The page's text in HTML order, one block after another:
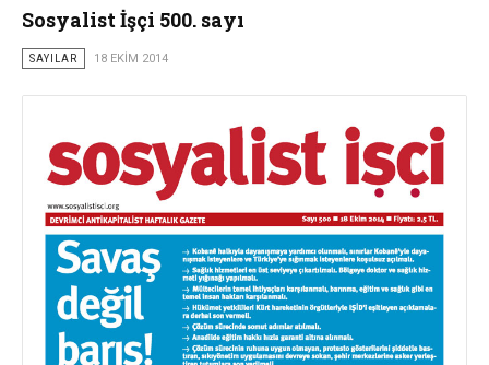
Sosyalist İşçi 500. sayı
SAYILAR 18 EKIM 2014